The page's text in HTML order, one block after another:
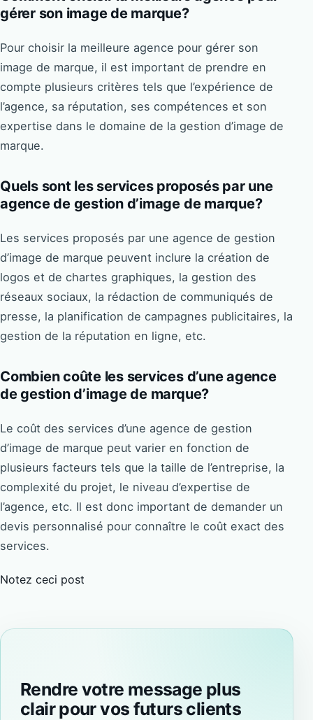
gérer son image de marque?
Pour choisir la meilleure agence pour gérer son
image de marque, il est important de prendre en
compte plusieurs critères tels que l’expérience de
l’agence, sa réputation, ses compétences et son
expertise dans le domaine de la gestion d’image de
marque.
Quels sont les services proposés par une
agence de gestion d’image de marque?
Les services proposés par une agence de gestion
d’image de marque peuvent inclure la création de
logos et de chartes graphiques, la gestion des
réseaux sociaux, la rédaction de communiqués de
presse, la planification de campagnes publicitaires, la
gestion de la réputation en ligne, etc.
Combien coûte les services d’une agence
de gestion d’image de marque?
Le coût des services d’une agence de gestion
d’image de marque peut varier en fonction de
plusieurs facteurs tels que la taille de l’entreprise, la
complexité du projet, le niveau d’expertise de
l’agence, etc. Il est donc important de demander un
devis personnalisé pour connaître le coût exact des
services.
Notez ceci post
Rendre votre message plus
clair pour vos futurs clients